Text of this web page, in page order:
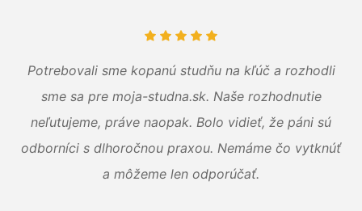
Potrebovali sme kopanú studňu na kľúč a rozhodli
sme sa pre moja-studna.sk. Naše rozhodnutie
neľutujeme, práve naopak. Bolo vidieť, že páni sú
odborníci s dlhoročnou praxou. Nemáme čo vytknúť
a môžeme len odporúčať.